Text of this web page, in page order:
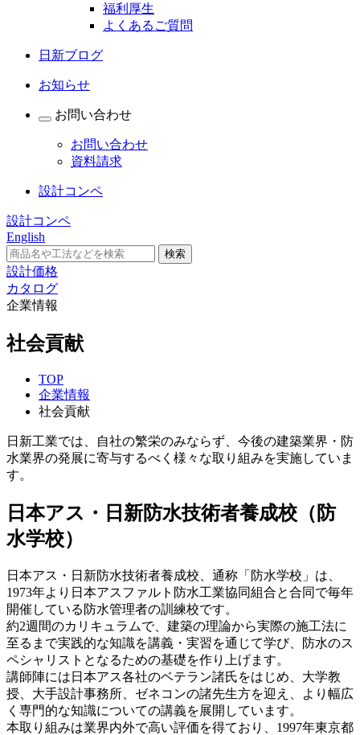
福利厚生
よくあるご質問
日新ブログ
お知らせ
お問い合わせ
お問い合わせ
資料請求
設計コンペ
設計コンペ
English
設計価格
カタログ
企業情報
社会貢献
TOP
企業情報
社会貢献
日新工業では、自社の繁栄のみならず、今後の建築業界・防
水業界の発展に寄与するべく様々な取り組みを実施していま
す。
日本アス・日新防水技術者養成校（防
水学校）
日本アス・日新防水技術者養成校、通称「防水学校」は、
1973年より日本アスファルト防水工業協同組合と合同で毎年
開催している防水管理者の訓練校です。
約2週間のカリキュラムで、建築の理論から実際の施工法に
至るまで実践的な知識を講義・実習を通じて学び、防水のス
ペシャリストとなるための基礎を作り上げます。
講師陣には日本アス各社のベテラン諸氏をはじめ、大学教
授、大手設計事務所、ゼネコンの諸先生方を迎え、より幅広
く専門的な知識についての講義を展開しています。
本取り組みは業界内外で高い評価を得ており、1997年東京都